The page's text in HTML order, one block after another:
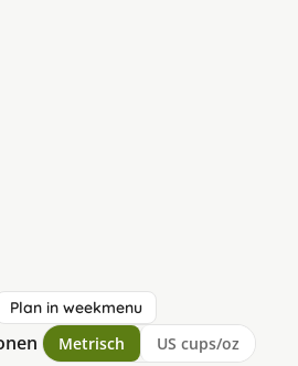
Plan in weekmenu
Metrisch US cups/oz